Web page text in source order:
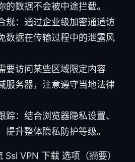
的数据不会被中途拦截。
规：通过企业级加密通道访
数据在传输过程中的泄露风
要访问某些区域限定内容
服务器，注意遵守当地法律
踪：结合浏览器隐私设置、
提升整体隐私防护等级。
VPN 下载 选项（摘要）